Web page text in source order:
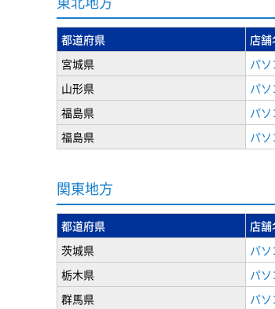
都道府県 店舗
宮城県
パ
山形県
パ
福島県
パ
福島県
パ
関東地方
都道府県 店舗
茨城県
パ
栃木県
パ
群馬県
パ